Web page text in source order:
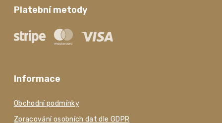
Informace
Obchodní podmínky
Zpracování osobních dat dle GDPR
Platební metody